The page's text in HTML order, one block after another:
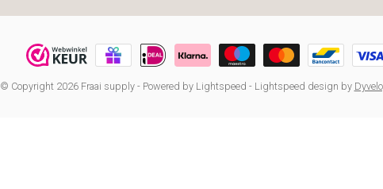
© Copyright 2026 Fraai supply- Powered by Lightspeed - Lightspeed design by